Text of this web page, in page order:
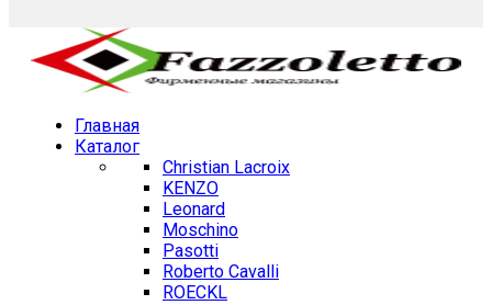
Главная
Каталог
Christian Lacroix
KENZO
Leonard
Moschino
Pasotti
Roberto Cavalli
ROECKL